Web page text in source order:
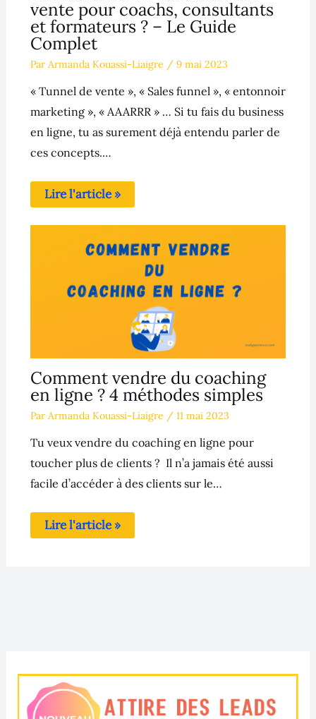
vente pour coachs, consultants
et formateurs ? – Le Guide
Complet
Par Armanda Kouassi-Liaigre / 9 mai 2023
« Tunnel de vente », « Sales funnel », « entonnoir
marketing », « AAARRR » … Si tu fais du business
en ligne, tu as surement déjà entendu parler de
ces concepts.…
Lire l'article »
Comment vendre du coaching
en ligne ? 4 méthodes simples
Par Armanda Kouassi-Liaigre / 11 mai 2023
Tu veux vendre du coaching en ligne pour
toucher plus de clients ? Il n’a jamais été aussi
facile d’accéder à des clients sur le…
Lire l'article »